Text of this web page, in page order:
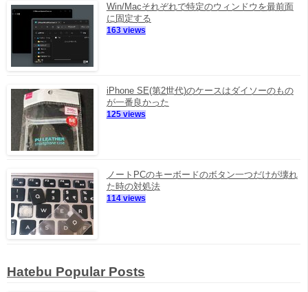
Win/Macそれぞれで特定のウィンドウを最前面
に固定する
163 views
iPhone SE(第2世代)のケースはダイソーのもの
が一番良かった
125 views
ノートPCのキーボードのボタン一つだけが壊れ
た時の対処法
114 views
Hatebu Popular Posts